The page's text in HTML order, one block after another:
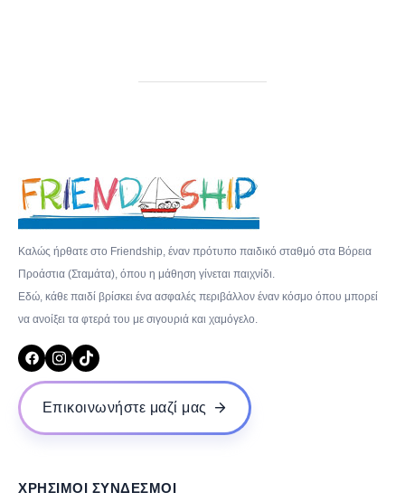
Καλώς ήρθατε στο Friendship, έναν πρότυπο παιδικό σταθμό στα Βόρεια
Προάστια (Σταμάτα), όπου η μάθηση γίνεται παιχνίδι.
Εδώ, κάθε παιδί βρίσκει ένα ασφαλές περιβάλλον έναν κόσμο όπου μπορεί
να ανοίξει τα φτερά του με σιγουριά και χαμόγελο.
Επικοινωνήστε μαζί μας
ΧΡΗΣΙΜΟΙ ΣΥΝΔΕΣΜΟΙ